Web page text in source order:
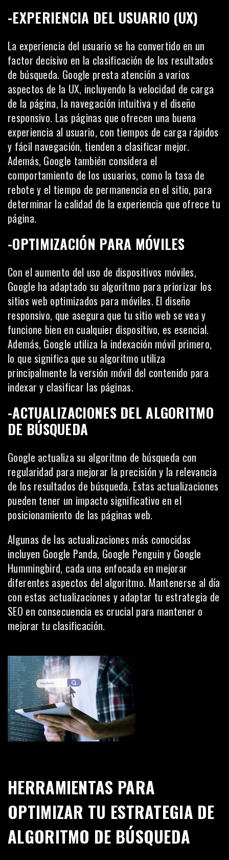
-EXPERIENCIA DEL USUARIO (UX)
La experiencia del usuario se ha convertido en un
factor decisivo en la clasificación de los resultados
de búsqueda. Google presta atención a varios
aspectos de la UX, incluyendo la velocidad de carga
de la página, la navegación intuitiva y el diseño
responsivo. Las páginas que ofrecen una buena
experiencia al usuario, con tiempos de carga rápidos
y fácil navegación, tienden a clasificar mejor.
Además, Google también considera el
comportamiento de los usuarios, como la tasa de
rebote y el tiempo de permanencia en el sitio, para
determinar la calidad de la experiencia que ofrece tu
página.
-OPTIMIZACIÓN PARA MÓVILES
Con el aumento del uso de dispositivos móviles,
Google ha adaptado su algoritmo para priorizar los
sitios web optimizados para móviles. El diseño
responsivo, que asegura que tu sitio web se vea y
funcione bien en cualquier dispositivo, es esencial.
Además, Google utiliza la indexación móvil primero,
lo que significa que su algoritmo utiliza
principalmente la versión móvil del contenido para
indexar y clasificar las páginas.
-ACTUALIZACIONES DEL ALGORITMO
DE BÚSQUEDA
Google actualiza su algoritmo de búsqueda con
regularidad para mejorar la precisión y la relevancia
de los resultados de búsqueda. Estas actualizaciones
pueden tener un impacto significativo en el
posicionamiento de las páginas web.
Algunas de las actualizaciones más conocidas
incluyen Google Panda, Google Penguin y Google
Hummingbird, cada una enfocada en mejorar
diferentes aspectos del algoritmo. Mantenerse al día
con estas actualizaciones y adaptar tu estrategia de
SEO en consecuencia es crucial para mantener o
mejorar tu clasificación.
HERRAMIENTAS PARA
OPTIMIZAR TU ESTRATEGIA DE
ALGORITMO DE BÚSQUEDA